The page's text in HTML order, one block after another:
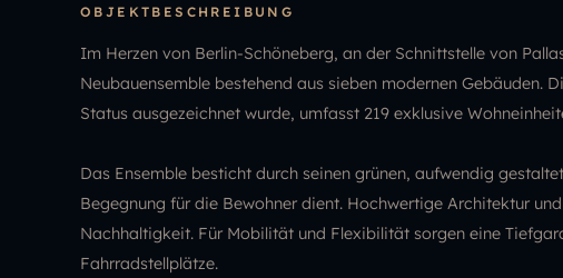
OBJEKTBESCHREIBUNG
Im Herzen von Berlin-Schöneberg, an der Schnittstelle von
Neubauensemble bestehend aus sieben modernen Gebäuden.
Status ausgezeichnet wurde, umfasst 219 exklusive
Das Ensemble besticht durch seinen grünen, aufwendig
Begegnung für die Bewohner dient. Hochwertige Architektur
Nachhaltigkeit. Für Mobilität und Flexibilität sorgen eine
Fahrradstellplätze.